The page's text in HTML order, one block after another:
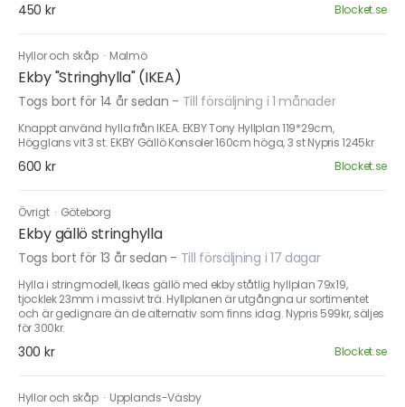
450 kr Blocket.se
Hyllor och skåp · Malmö
Ekby "Stringhylla" (IKEA)
Togs bort för 14 år sedan - Till försäljning i 1 månader
Knappt använd hylla från IKEA. EKBY Tony Hyllplan 119*29cm,
Högglans vit 3 st. EKBY Gällö Konsoler 160cm höga, 3 st Nypris 1245kr
600 kr Blocket.se
Övrigt · Göteborg
Ekby gällö stringhylla
Togs bort för 13 år sedan - Till försäljning i 17 dagar
Hylla i stringmodell, Ikeas gällö med ekby ståtlig hyllplan 79x19,
tjocklek 23mm i massivt trä. Hyllplanen är utgångna ur sortimentet
och är gedignare än de alternativ som finns idag. Nypris 599kr, säljes
för 300kr.
300 kr Blocket.se
Hyllor och skåp · Upplands-Väsby